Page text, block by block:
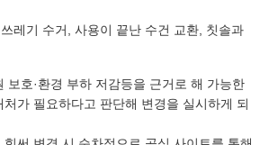
레기 수거, 사용이 끝난 수건 교환, 칫솔과
보호·환경 부하 저감등을 근거로 해 가능한
가 필요하다고 판단해 변경을 실시하게 되